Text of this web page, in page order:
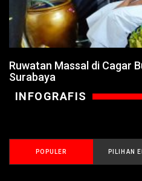
Ruwatan Massal di Cagar
Surabaya
INFOGRAFIS
POPULER PILIHAN